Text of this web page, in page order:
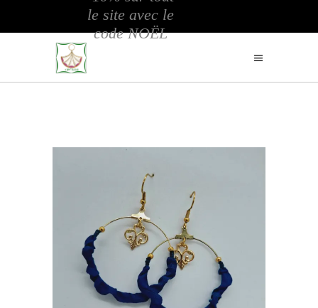
le site avec le
code NOËL